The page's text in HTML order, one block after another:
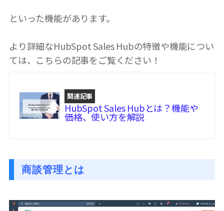
といった機能があります。
より詳細なHubSpot Sales Hubの特徴や機能につい
ては、こちらの記事をご覧ください！
関連記事
HubSpot Sales Hubとは？機能や
価格、使い方を解説
商談管理とは